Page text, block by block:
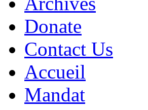
Donate
Contact Us
Accueil
Mandat